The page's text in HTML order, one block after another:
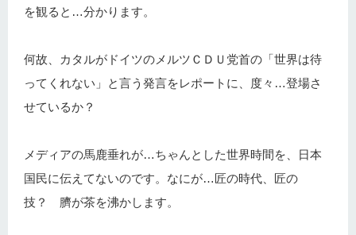
を観ると…分かります。
何故、カタルがドイツのメルツＣＤＵ党首の「世界は待
ってくれない」と言う発言をレポートに、度々…登場さ
せているか？
メディアの馬鹿垂れが…ちゃんとした世界時間を、日本
国民に伝えてないのです。なにが…匠の時代、匠の
技？ 臍が茶を沸かします。